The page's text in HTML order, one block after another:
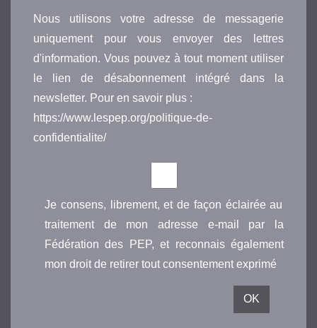
Nous utilisons votre adresse de messagerie
uniquement pour vous envoyer des lettres
d'information. Vous pouvez à tout moment utiliser
le lien de désabonnement intégré dans la
newsletter. Pour en savoir plus :
https://www.lespep.org/politique-de-
confidentialite/
Je consens, librement, et de façon éclairée au
traitement de mon adresse e-mail par la
Fédération des PEP, et reconnais également
mon droit de retirer tout consentement exprimé